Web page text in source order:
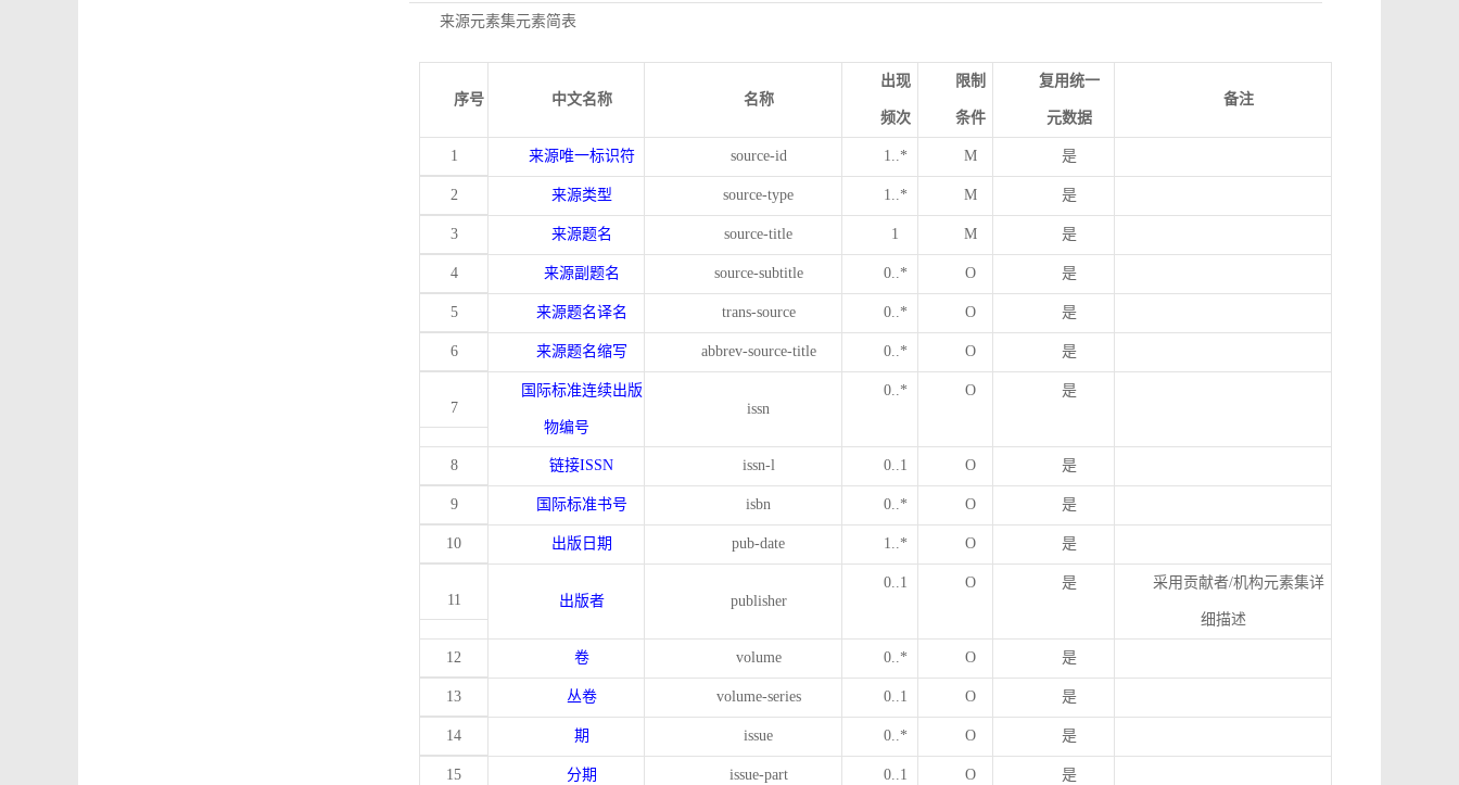
来源元素集元素简表
序号 中文名称 名称
出现
频次
限制
条件
复用统一
元数据
备注
1 来源唯一标识符 source-id 1..* M 是
2 来源类型 source-type 1..* M 是
3 来源题名 source-title 1 M 是
4 来源副题名 source-subtitle 0..* O 是
5 来源题名译名 trans-source 0..* O 是
6 来源题名缩写 abbrev-source-title 0..* O 是
7
国际标准连续出版
物编号
issn
0..* O 是
8 链接ISSN issn-l 0..1 O 是
9 国际标准书号 isbn 0..* O 是
10 出版日期 pub-date 1..* O 是
11 出版者 publisher
0..1 O 是 采用贡献者/机构元素集详
细描述
12 卷 volume 0..* O 是
13 丛卷 volume-series 0..1 O 是
14 期 issue 0..* O 是
15 分期 issue-part 0..1 O 是